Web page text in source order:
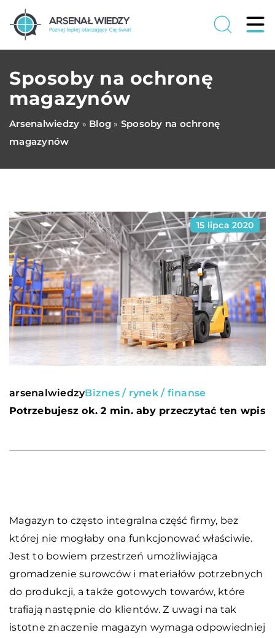
Sposoby na ochronę
magazynów
Arsenalwiedzy » Blog » Sposoby na ochronę
magazynów
15 lipca 2020
arsenalwiedzyBiznes / rynek / finanse
Potrzebujesz ok. 2 min. aby przeczytać ten wpis
Magazyn to często integralna część firmy, bez
której nie mogłaby ona funkcjonować właściwie.
Jest to bowiem przestrzeń umożliwiająca
gromadzenie surowców i materiałów potrzebnych
do produkcji, a także gotowych towarów, które
trafiają następnie do klientów. Z uwagi na tak
istotne znaczenie magazyn wymaga odpowiedniej